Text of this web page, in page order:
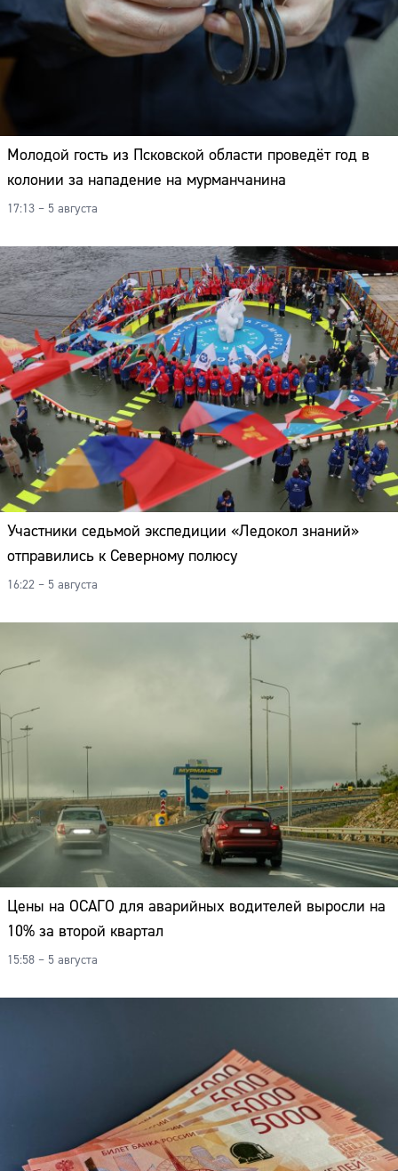
Молодой гость из Псковской области проведёт год в
колонии за нападение на мурманчанина
17:13 – 5 августа
Участники седьмой экспедиции «Ледокол знаний»
отправились к Северному полюсу
16:22 – 5 августа
Цены на ОСАГО для аварийных водителей выросли на
10% за второй квартал
15:58 – 5 августа